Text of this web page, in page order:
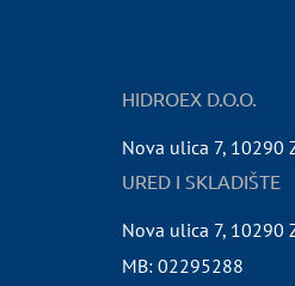
HIDROEX D.O.O.
Nova ulica 7, 10290
URED I SKLADIŠTE
Nova ulica 7, 10290
MB: 02295288